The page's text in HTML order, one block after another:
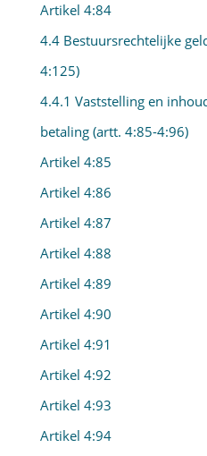
Artikel 4:84
4.4 Bestuursrechtelijke
4:125)
4.4.1 Vaststelling en
betaling (artt. 4:85-4:96)
Artikel 4:85
Artikel 4:86
Artikel 4:87
Artikel 4:88
Artikel 4:89
Artikel 4:90
Artikel 4:91
Artikel 4:92
Artikel 4:93
Artikel 4:94